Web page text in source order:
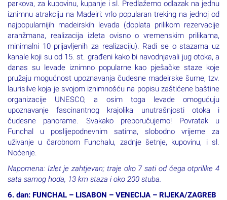
parkova, za kupovinu, kupanje i sl. Predlažemo odlazak na jednu
iznimnu atrakciju na Madeiri: vrlo popularan treking na jednoj od
najpopularnijih madeirskih levada (doplata prilikom rezervacije
aranžmana, realizacija izleta ovisno o vremenskim prilikama,
minimalni 10 prijavljenih za realizaciju). Radi se o stazama uz
kanale koji su od 15. st. građeni kako bi navodnjavali jug otoka, a
danas su levade iznimno popularne kao pješačke staze koje
pružaju mogućnost upoznavanja čudesne madeirske šume, tzv.
laurisilve koja je svojom iznimnošću na popisu zaštićene baštine
organizacije UNESCO, a osim toga levade omogućuju
upoznavanje fascinantnog krajolika unutrašnjosti otoka i
čudesne panorame. Svakako preporučujemo! Povratak u
Funchal u poslijepodnevnim satima, slobodno vrijeme za
uživanje u čarobnom Funchalu, zadnje šetnje, kupovinu, i sl.
Noćenje.
Napomena: Izlet je zahtjevan; traje oko 7 sati od čega otprilike 4
sata samog hoda, 13 km staza i oko 200 stuba.
6. dan: FUNCHAL – LISABON – VENECIJA – RIJEKA/ZAGREB